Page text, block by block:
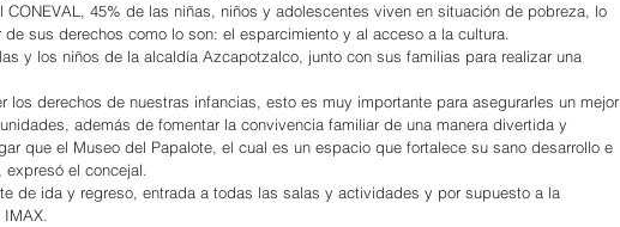
CONEVAL, 45% de las niñas, niños y adolescentes viven en situación de pobreza, lo
sus derechos como lo son: el esparcimiento y al acceso a la cultura.
y los niños de la alcaldía Azcapotzalco, junto con sus familias para realizar una
los derechos de nuestras infancias, esto es muy importante para asegurarles un mejor
además de fomentar la convivencia familiar de una manera divertida y
que el Museo del Papalote, el cual es un espacio que fortalece su sano desarrollo e
expresó el concejal.
de ida y regreso, entrada a todas las salas y actividades y por supuesto a la
IMAX.